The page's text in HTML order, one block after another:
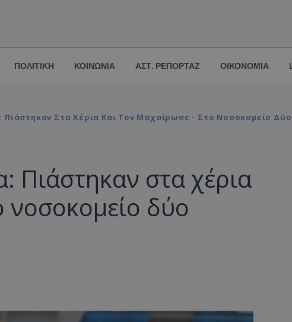
ΠΟΛΙΤΙΚΗ ΚΟΙΝΩΝΙΑ ΑΣΤ. ΡΕΠΟΡΤΑΖ ΟΙΚΟΝΟΜΙΑ
Πιάστηκαν Στα Χέρια Και Τον Μαχαίρωσε - Στο Νοσοκομείο
Πιάστηκαν στα χέρια
νοσοκομείο δύο